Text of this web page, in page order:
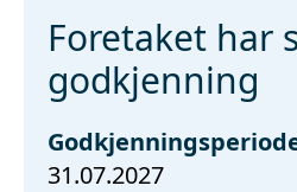
Foretaket har
godkjenning
31.07.2027